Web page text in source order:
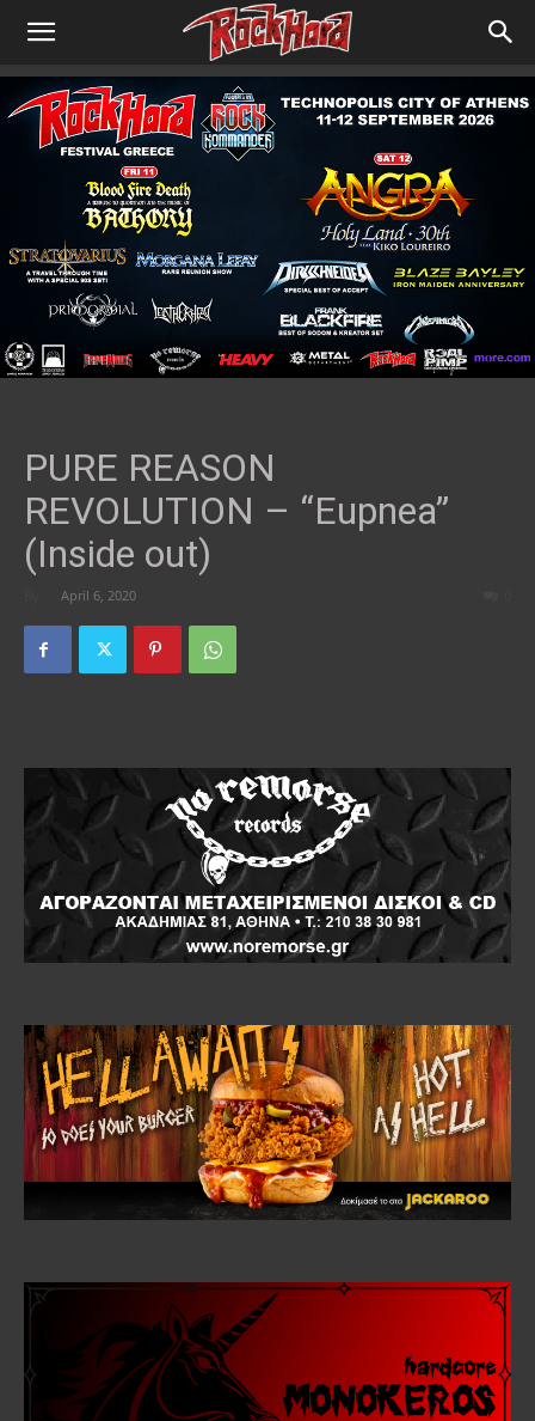
PURE REASON
REVOLUTION – “Eupnea”
(Inside out)
April 6, 2020